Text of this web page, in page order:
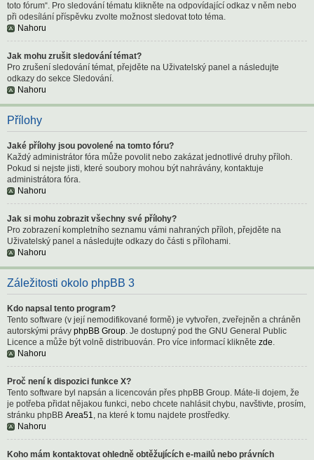
toto fórum“. Pro sledování tématu klikněte na odpovídající odkaz v něm nebo
při odesílání příspěvku zvolte možnost sledovat toto téma.
Nahoru
Jak mohu zrušit sledování témat?
Pro zrušení sledování témat, přejděte na Uživatelský panel a následujte
odkazy do sekce Sledování.
Nahoru
Přílohy
Jaké přílohy jsou povolené na tomto fóru?
Každý administrátor fóra může povolit nebo zakázat jednotlivé druhy příloh.
Pokud si nejste jisti, které soubory mohou být nahrávány, kontaktuje
administrátora fóra.
Nahoru
Jak si mohu zobrazit všechny své přílohy?
Pro zobrazení kompletního seznamu vámi nahraných příloh, přejděte na
Uživatelský panel a následujte odkazy do části s přílohami.
Nahoru
Záležitosti okolo phpBB 3
Kdo napsal tento program?
Tento software (v její nemodifikované formě) je vytvořen, zveřejněn a chráněn
autorskými právy phpBB Group. Je dostupný pod the GNU General Public
Licence a může být volně distribuován. Pro více informací klikněte zde.
Nahoru
Proč není k dispozici funkce X?
Tento software byl napsán a licencován přes phpBB Group. Máte-li dojem, že
je potřeba přidat nějakou funkci, nebo chcete nahlásit chybu, navštivte, prosím,
stránku phpBB Area51, na které k tomu najdete prostředky.
Nahoru
Koho mám kontaktovat ohledně obtěžujících e-mailů nebo právních